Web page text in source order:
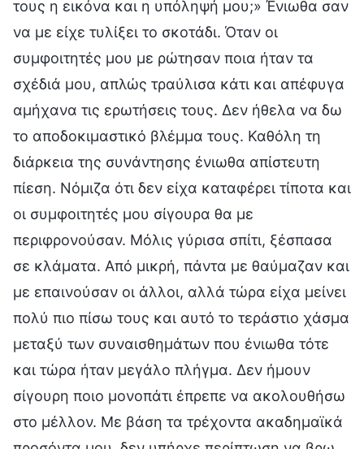
τους η εικόνα και η υπόληψή μου;» Ένιωθα σαν
να με είχε τυλίξει το σκοτάδι. Όταν οι
συμφοιτητές μου με ρώτησαν ποια ήταν τα
σχέδιά μου, απλώς τραύλισα κάτι και απέφυγα
αμήχανα τις ερωτήσεις τους. Δεν ήθελα να δω
το αποδοκιμαστικό βλέμμα τους. Καθόλη τη
διάρκεια της συνάντησης ένιωθα απίστευτη
πίεση. Νόμιζα ότι δεν είχα καταφέρει τίποτα και
οι συμφοιτητές μου σίγουρα θα με
περιφρονούσαν. Μόλις γύρισα σπίτι, ξέσπασα
σε κλάματα. Από μικρή, πάντα με θαύμαζαν και
με επαινούσαν οι άλλοι, αλλά τώρα είχα μείνει
πολύ πιο πίσω τους και αυτό το τεράστιο χάσμα
μεταξύ των συναισθημάτων που ένιωθα τότε
και τώρα ήταν μεγάλο πλήγμα. Δεν ήμουν
σίγουρη ποιο μονοπάτι έπρεπε να ακολουθήσω
στο μέλλον. Με βάση τα τρέχοντα ακαδημαϊκά